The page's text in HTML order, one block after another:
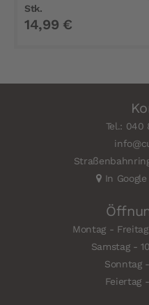
Stk.
14,99 €
Tel.:
In
Montag -
Samstag -
Sonntag
Feiertag